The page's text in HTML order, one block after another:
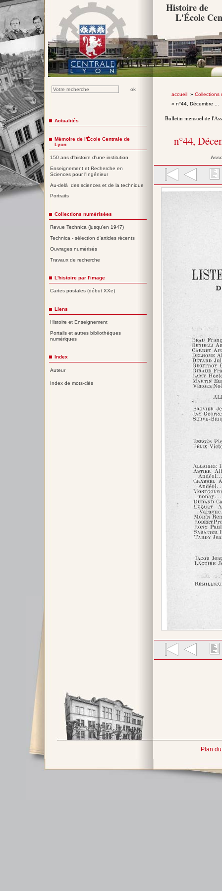
Histoire de
L'École
accueil» Collections
» n°44, Décembre ...
Bulletin mensuel de
n°44,
Actualités
Mémoire de l'École Centrale de
Lyon
150 ans d'histoire d'une institution
Enseignement et Recherche en
Sciences pour l'Ingénieur
Au-delà des sciences et de la technique
Portraits
Collections numérisées
Revue Technica (jusqu'en 1947)
Technica - sélection d'articles récents
Ouvrages numérisés
Travaux de recherche
L'histoire par l'image
Cartes postales (début XXe)
Liens
Histoire et Enseignement
Portails et autres bibliothèques
numériques
Index
Auteur
Index de mots-clés
Plan